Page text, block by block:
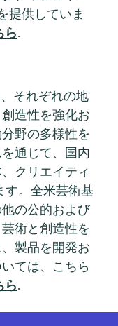
提供していま
ら.
それぞれの地
造性を強化お
野の多様性を
通じて、国内
クリエイティ
す。全米芸術基
の公的および
術と創造性を
製品を開発お
ては、こちら
ら.